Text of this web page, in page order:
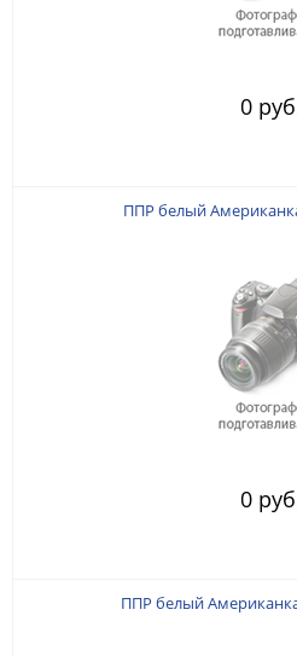
0
ППР белый
0
ППР белый